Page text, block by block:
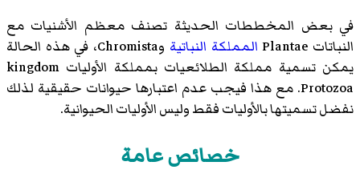
في بعض المخططات الحديثة تصنف معظم الأشنيات مع
النباتات Plantae
المملكة النباتية
وChromista، في هذه الحالة
يمكن تسمية مملكة الطلائعيات بمملكة الأوليات kingdom
Protozoa. مع هذا فيجب عدم اعتبارها حيوانات حقيقية لذلك
نفضل تسميتها بالأوليات فقط وليس الأوليات الحيوانية.
خصائص عامة